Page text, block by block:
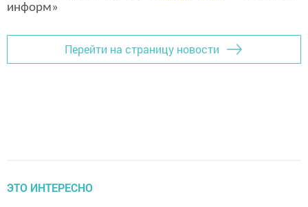
информ»
Перейти на страницу новости
ЭТО ИНТЕРЕСНО